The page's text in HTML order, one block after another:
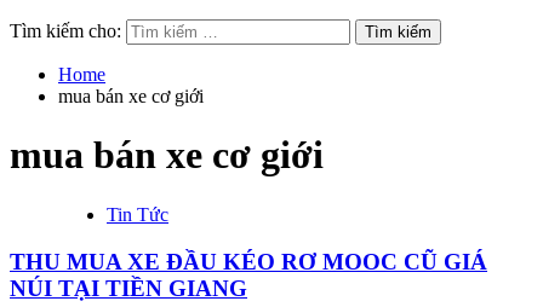
Tìm kiếm cho:
Home
mua bán xe cơ giới
mua bán xe cơ giới
Tin Tức
THU MUA XE ĐẦU KÉO RƠ MOOC CŨ GIÁ
NÚI TẠI TIỀN GIANG